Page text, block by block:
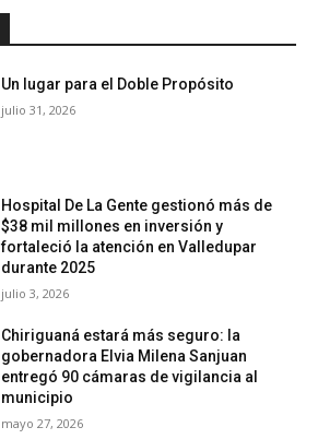
Un lugar para el Doble Propósito
julio 31, 2026
Hospital De La Gente gestionó más de
$38 mil millones en inversión y
fortaleció la atención en Valledupar
durante 2025
julio 3, 2026
Chiriguaná estará más seguro: la
gobernadora Elvia Milena Sanjuan
entregó 90 cámaras de vigilancia al
municipio
mayo 27, 2026